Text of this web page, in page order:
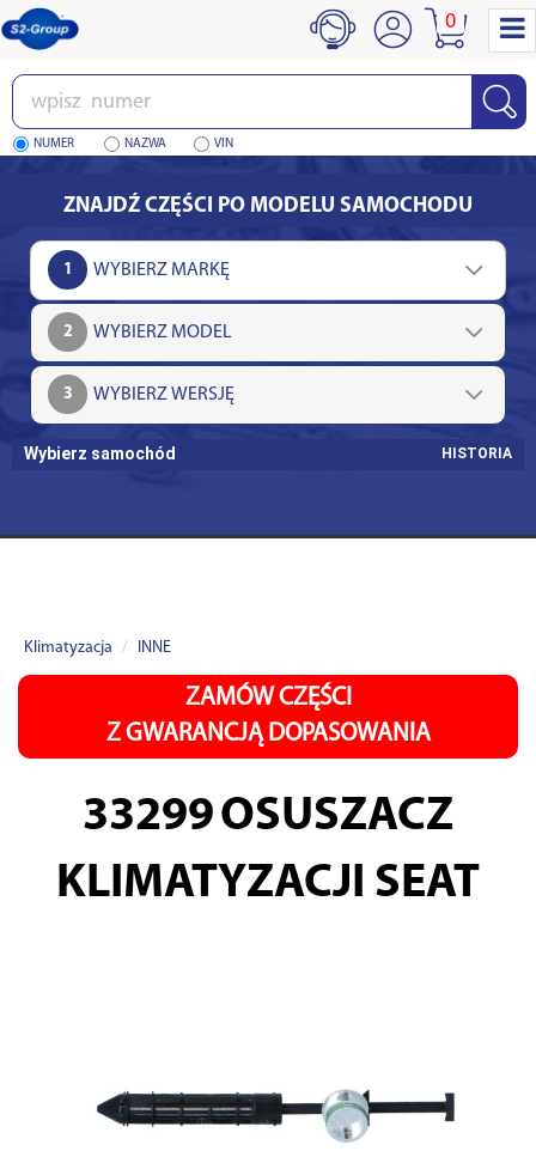
Wpisz
numer
NUMER NAZWA VIN
0
ZNAJDŹ CZĘŚCI PO MODELU SAMOCHODU
1
2
3
Wybierz samochód HISTORIA
Klimatyzacja INNE
ZAMÓW CZĘŚCI
Z GWARANCJĄ DOPASOWANIA
33299OSUSZACZ
KLIMATYZACJI SEAT